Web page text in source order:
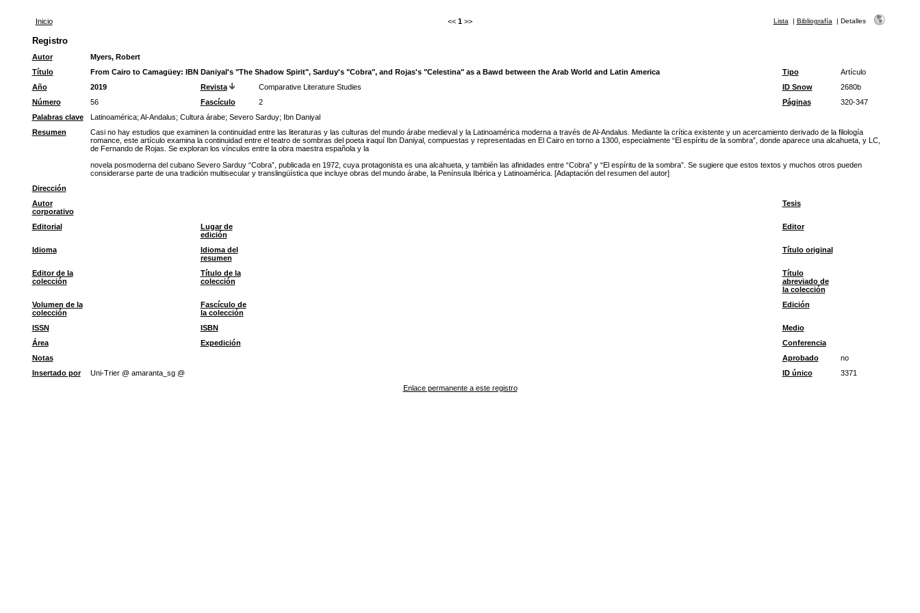
Inicio << 1 >> Lista | Bibliografía | Detalles
Registro
Autor
Myers, Robert
Título
From Cairo to Camagüey: IBN Daniyal's "The Shadow Spirit", Sarduy's "Cobra", and Rojas's "Celestina" as a Bawd between the Arab World and Latin America Tipo
Artículo
Año
2019 Revista Comparative Literature Studies ID Snow
2680b
Número
56 Fascículo 2 Páginas
320-347
Palabras clave
Latinoamérica; Al-Andalus; Cultura árabe; Severo Sarduy; Ibn Daniyal
Resumen
Casi no hay estudios que examinen la continuidad entre las literaturas y las culturas del mundo árabe medieval y la Latinoamérica moderna a través de Al-Andalus. Mediante la crítica existente y un acercamiento derivado de la filología
romance, este artículo examina la continuidad entre el teatro de sombras del poeta iraquí Ibn Daniyal, compuestas y representadas en El Cairo en torno a 1300, especialmente “El espíritu de la sombra”, donde aparece una alcahueta, y LC,
de Fernando de Rojas. Se exploran los vínculos entre la obra maestra española y la
novela posmoderna del cubano Severo Sarduy “Cobra”, publicada en 1972, cuya protagonista es una alcahueta, y también las afinidades entre “Cobra” y “El espíritu de la sombra”. Se sugiere que estos textos y muchos otros pueden
considerarse parte de una tradición multisecular y translingüística que incluye obras del mundo árabe, la Península Ibérica y Latinoamérica. [Adaptación del resumen del autor]
Dirección
Autor
corporativo
Tesis
Editorial
Lugar de
edición
Editor
Idioma
Idioma del
resumen
Título original
Editor de la
colección
Título de la
colección
Título
abreviado de
la colección
Volumen de la
colección
Fascículo de
la colección
Edición
ISSN ISBN
Medio
Área
Expedición
Conferencia
Notas
Aprobado
no
Insertado por
Uni-Trier @ amaranta_sg @ ID único
3371
Enlace permanente a este registro